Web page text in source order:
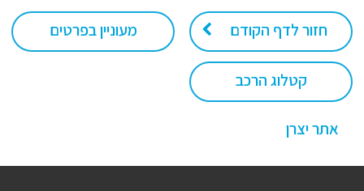
חזור לדף הקודם מעוניין בפרטים
קטלוג הרכב
אתר יצרן